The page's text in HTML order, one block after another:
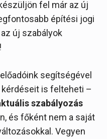
fel már az új
építési jogi
új szabályok
segítségével
kérdéseit is felteheti –
szabályozás
és főként nem a saját
Vegyen